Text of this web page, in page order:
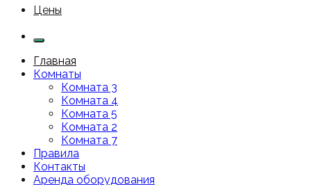
Цены
Главная
Комнаты
Комната 3
Комната 4
Комната 5
Комната 2
Комната 7
Правила
Контакты
Аренда оборудования